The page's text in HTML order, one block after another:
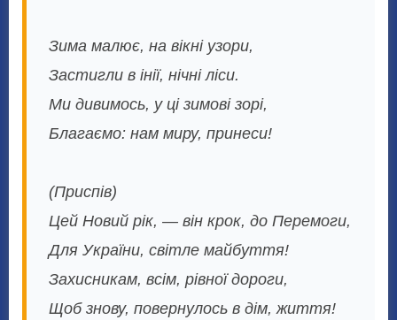
Зима малює, на вікні узори,
Застигли в інії, нічні ліси.
Ми дивимось, у ці зимові зорі,
Благаємо: нам миру, принеси!
(Приспів)
Цей Новий рік, — він крок, до Перемоги,
Для України, світле майбуття!
Захисникам, всім, рівної дороги,
Щоб знову, повернулось в дім, життя!